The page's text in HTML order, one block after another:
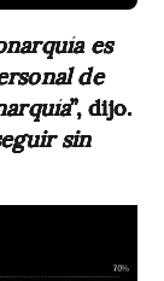
es
de
”, dijo.
sin